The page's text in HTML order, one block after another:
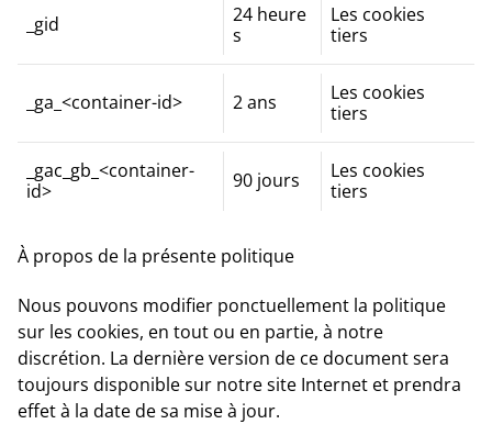
_gid
24 heure
s
Les cookies
tiers
_ga_<container-id> 2 ans
Les cookies
tiers
_gac_gb_<container-
id>
90 jours
Les cookies
tiers
À propos de la présente politique
Nous pouvons modifier ponctuellement la politique
sur les cookies, en tout ou en partie, à notre
discrétion. La dernière version de ce document sera
toujours disponible sur notre site Internet et prendra
effet à la date de sa mise à jour.